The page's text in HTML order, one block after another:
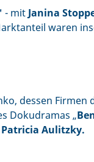
- mit Janina
waren
dessen Firmen
Dokudramas „
Patricia Aulitzky.